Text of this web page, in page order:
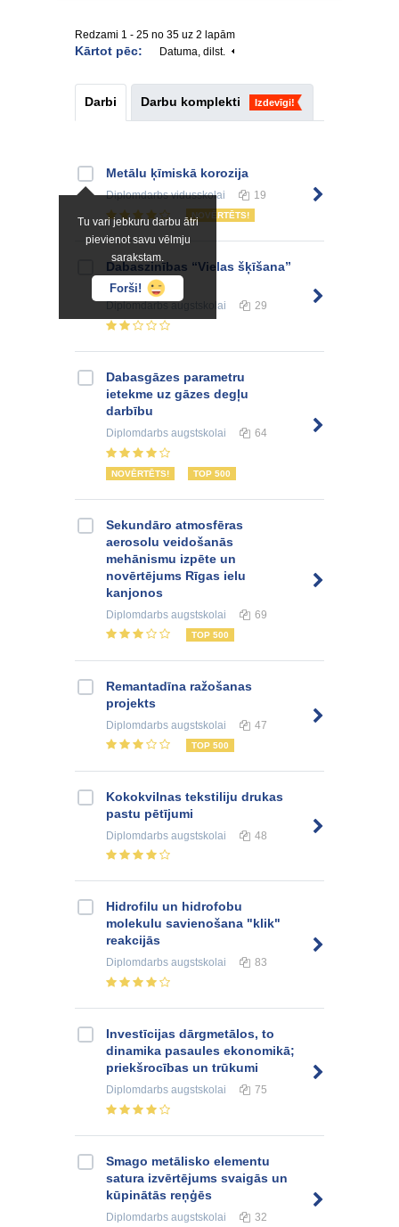
Redzami 1 - 25 no 35 uz 2 lapām
Kārtot pēc: Datuma, dilst.
Darbi Darbu komplekti Izdevīgi!
Tu vari jebkuru darbu ātri
pievienot savu vēlmju
sarakstam.
Forši!
Metālu ķīmiskā korozija
Diplomdarbsvidusskolai 19
NOVĒRTĒTS!
Dabaszinības “Vielas šķīšana”
6.klasei
augstskolai 29
Dabasgāzes parametru
ietekme uz gāzes degļu
darbību
Diplomdarbs augstskolai 64
NOVĒRTĒTS! TOP 500
Sekundāro atmosfēras
aerosolu veidošanās
mehānismu izpēte un
novērtējums Rīgas ielu
kanjonos
Diplomdarbs augstskolai 69
TOP 500
Remantadīna ražošanas
projekts
Diplomdarbs augstskolai 47
TOP 500
Kokokvilnas tekstiliju drukas
pastu pētījumi
Diplomdarbs augstskolai 48
Hidrofilu un hidrofobu
molekulu savienošana "klik"
reakcijās
Diplomdarbs augstskolai 83
Investīcijas dārgmetālos, to
dinamika pasaules ekonomikā;
priekšrocības un trūkumi
Diplomdarbs augstskolai 75
Smago metālisko elementu
satura izvērtējums svaigās un
kūpinātās reņģēs
Diplomdarbs augstskolai 32